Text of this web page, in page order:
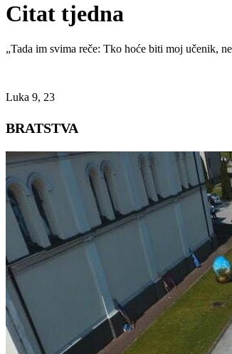
Citat tjedna
„Tada im svima reče: Tko hoće biti moj učenik,
Luka 9, 23
BRATSTVA